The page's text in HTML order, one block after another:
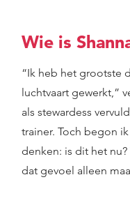
Wie is
“Ik heb het grootste
luchtvaart gewerkt,”
als stewardess
trainer. Toch begon
denken: is dit het
dat gevoel alleen